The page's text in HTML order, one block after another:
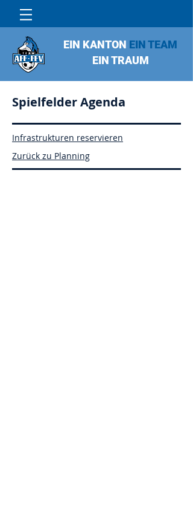
EIN KANTON EIN TEAM
EIN TRAUM
Spielfelder Agenda
Infrastrukturen reservieren
Zurück zu Planning